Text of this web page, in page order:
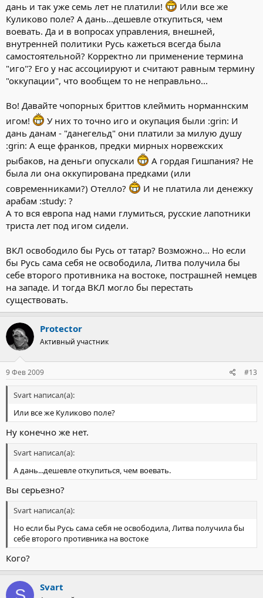
дань и так уже семь лет не платили!
Или все же
Куликово поле? А дань...дешевле откупиться, чем
воевать. Да и в вопросах управления, внешней,
внутренней политики Русь кажеться всегда была
самостоятельной? Корректно ли применение термина
"иго"? Его у нас ассоциируют и считают равным термину
"оккупации", что вообщем то не неправльно...
Во! Давайте чопорных бриттов клеймить норманнским
игом!
У них то точно иго и окупация были :grin: И
дань данам - "данегельд" они платили за милую душу
:grin: А еще франков, предки мирных норвежских
рыбаков, на деньги опускали
А гордая Гишпания? Не
была ли она оккупирована предками (или
современниками?) Отелло?
И не платила ли денежку
арабам :study: ?
А то вся европа над нами глумиться, русские лапотники
триста лет под игом сидели.
ВКЛ освободило бы Русь от татар? Возможно... Но если
бы Русь сама себя не освободила, Литва получила бы
себе второго противника на востоке, пострашней немцев
на западе. И тогда ВКЛ могло бы перестать
существовать.
Protector
Активный участник
9 Фев 2009 #13
Svart написал(а):
Или все же Куликово поле?
Ну конечно же нет.
Svart написал(а):
А дань...дешевле откупиться, чем воевать.
Вы серьезно?
Svart написал(а):
Но если бы Русь сама себя не освободила, Литва получила бы
себе второго противника на востоке
Кого?
Svart